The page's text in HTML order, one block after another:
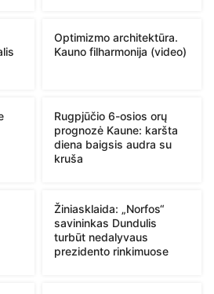
Optimizmo architektūra.
Kauno filharmonija (video)
Rugpjūčio 6-osios orų
prognozė Kaune: karšta
diena baigsis audra su
kruša
Žiniasklaida: „Norfos“
savininkas Dundulis
turbūt nedalyvaus
prezidento rinkimuose